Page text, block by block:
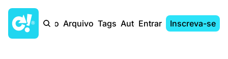
Início Arquivo Tags AutoresEntrar Inscreva-se